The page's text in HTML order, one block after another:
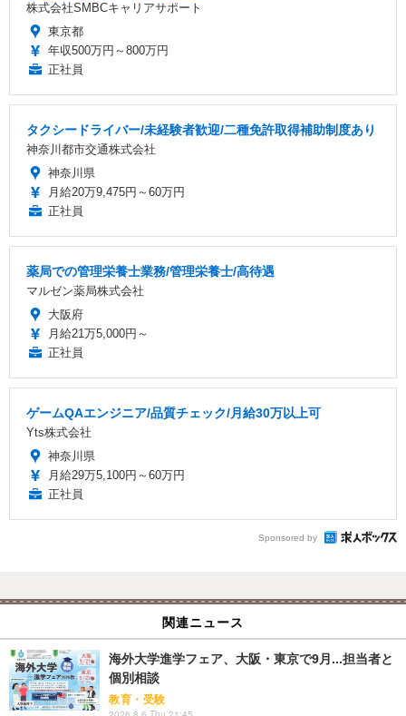
株式会社SMBCキャリアサポート
東京都
年収500万円～800万円
正社員
タクシードライバー/未経験者歓迎/二種免許取得補助制度あり
神奈川都市交通株式会社
神奈川県
月給20万9,475円～60万円
正社員
薬局での管理栄養士業務/管理栄養士/高待遇
マルゼン薬局株式会社
大阪府
月給21万5,000円～
正社員
ゲームQAエンジニア/品質チェック/月給30万以上可
Yts株式会社
神奈川県
月給29万5,100円～60万円
正社員
Sponsored by
関連ニュース
海外大学進学フェア、大阪・東京で9月...担当者と
個別相談
教育・受験